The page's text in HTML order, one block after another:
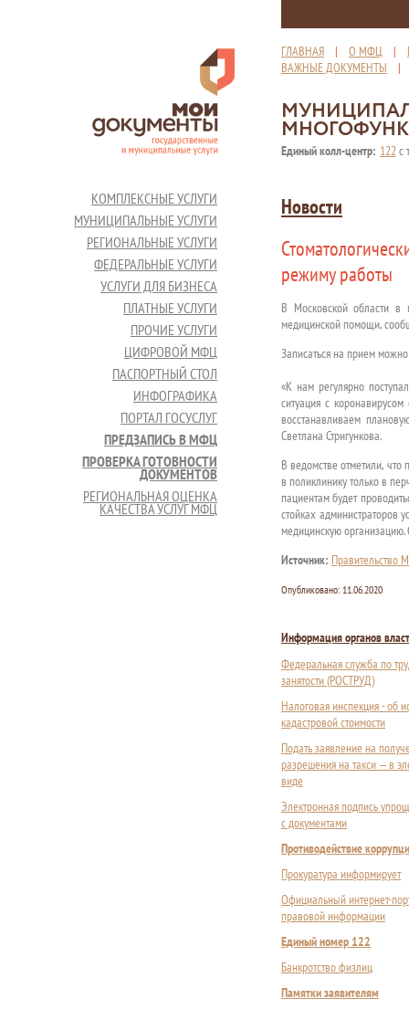
ГЛАВНАЯ | О МФЦ |
ВАЖНЫЕ ДОКУМЕНТЫ
Единый колл-центр: 122с
КОМПЛЕКСНЫЕ УСЛУГИ
МУНИЦИПАЛЬНЫЕ УСЛУГИ
РЕГИОНАЛЬНЫЕ УСЛУГИ
ФЕДЕРАЛЬНЫЕ УСЛУГИ
УСЛУГИ ДЛЯ БИЗНЕСА
ПЛАТНЫЕ УСЛУГИ
ПРОЧИЕ УСЛУГИ
ЦИФРОВОЙ МФЦ
ПАСПОРТНЫЙ СТОЛ
ИНФОГРАФИКА
ПОРТАЛ ГОСУСЛУГ
ПРЕДЗАПИСЬ В МФЦ
ПРОВЕРКА ГОТОВНОСТИ
ДОКУМЕНТОВ
РЕГИОНАЛЬНАЯ ОЦЕНКА
КАЧЕСТВА УСЛУГ МФЦ
Новости
режиму работы
В Московской области в
медицинской помощи,
Записаться на прием
«К нам регулярно
ситуация с
восстанавливаем
Светлана Стригункова.
В ведомстве отметили,
в поликлинику только в
пациентам будет
стойках
медицинскую
Источник: Правительство
Опубликовано: 11.06.2020
Информация органов
Федеральная служба по
занятости (РОСТРУД)
Налоговая инспекция - об
кадастровой стоимости
Подать заявление на
разрешения на такси — в
виде
Электронная подпись
с документами
Противодействие
Прокуратура информирует
Официальный интернет-
правовой информации
Единый номер 122
Банкротство физлиц
Памятки заявителям